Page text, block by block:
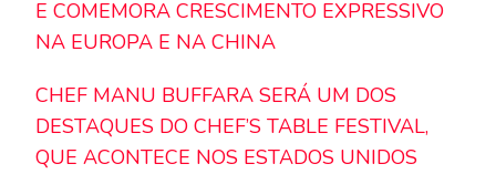
E COMEMORA CRESCIMENTO EXPRESSIVO
NA EUROPA E NA CHINA
CHEF MANU BUFFARA SERÁ UM DOS
DESTAQUES DO CHEF’S TABLE FESTIVAL,
QUE ACONTECE NOS ESTADOS UNIDOS